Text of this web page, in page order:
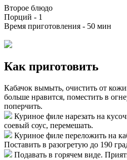
Второе блюдо
Порций - 1
Время приготовления - 50 мин
Как приготовить
Кабачок вымыть, очистить от
больше нравится, поместить в
поперчить.
Куриное филе нарезать на
соевый соус, перемешать.
Куриное филе переложить на
Поставить в разогретую до 190
Подавать в горячем виде.